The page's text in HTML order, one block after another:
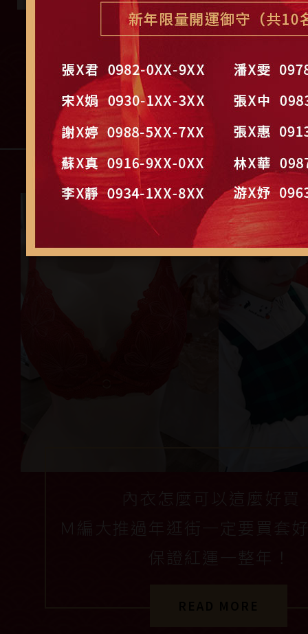
2019美一波 幸運耀
內衣怎麼可以這麼好買
Ｍ編大推過年逛街一定要買套
保證紅運一整年！